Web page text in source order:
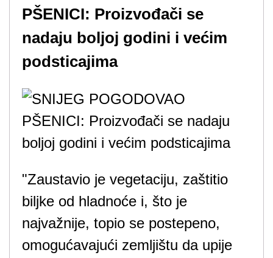
PŠENICI: Proizvođači se
nadaju boljoj godini i većim
podsticajima
"Zaustavio je vegetaciju, zaštitio
biljke od hladnoće i, što je
najvažnije, topio se postepeno,
omogućavajući zemljištu da upije